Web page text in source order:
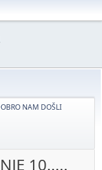
NAM DOŠLI
10.....